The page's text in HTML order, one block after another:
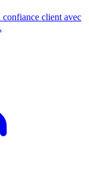
confiance client avec